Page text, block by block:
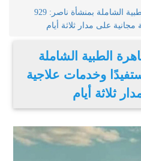
حصاد قافلة جامعة القاهرة الطبية الشاملة بمنشأة ناصر: 929
على مدار ثلاثة أيام
الطبية الشاملة
ناصر: 929 مستفيدًا وخدمات علاجية
ثلاثة أيام